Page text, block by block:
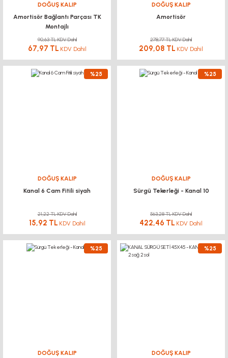
DOĞUŞ KALIP
Amortisör Bağlantı Parçası TK
Montajlı
90,63 TL KDV Dahil
67,97 TL KDV Dahil
DOĞUŞ KALIP
Amortisör
278,77 TL KDV Dahil
209,08 TL KDV Dahil
%25
DOĞUŞ KALIP
Kanal 6 Cam Fitili siyah
21,22 TL KDV Dahil
15,92 TL KDV Dahil
%25
DOĞUŞ KALIP
Sürgü Tekerleği - Kanal 10
563,28 TL KDV Dahil
422,46 TL KDV Dahil
%25
DOĞUŞ KALIP
%25
DOĞUŞ KALIP